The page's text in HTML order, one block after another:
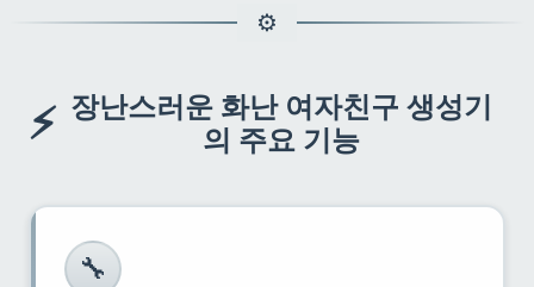
⚡ 장난스러운 화난 여자친구 생성기
의 주요 기능
🔧